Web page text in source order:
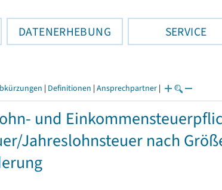
DATENERHEBUNG SERVICE
| Definitionen | Ansprechpartner |
und
Jahreslohnsteuer nach